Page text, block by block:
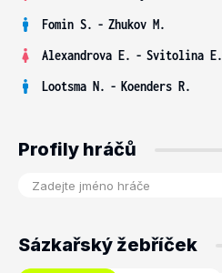
Fomin S. - Zhukov M.
Alexandrova E. - Svitolina E.
Lootsma N. - Koenders R.
Profily hráčů
Sázkařský žebříček